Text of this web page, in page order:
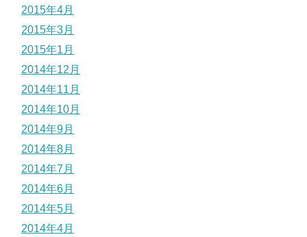
2015年4月
2015年3月
2015年1月
2014年12月
2014年11月
2014年10月
2014年9月
2014年8月
2014年7月
2014年6月
2014年5月
2014年4月